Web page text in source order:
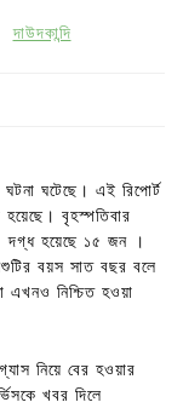
দাউদকান্দি
ঘটেছে। এই রিপোর্ট
বৃহস্পতিবার
দগ্ধ হয়েছে ১৫ জন ।
বয়স সাত বছর বলে
নিশ্চিত হওয়া
নিয়ে বের হওয়ার
খবর দিলে